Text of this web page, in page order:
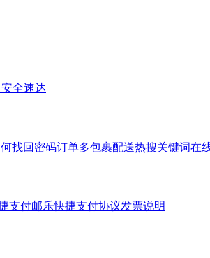
全速达
找回密码订单多包裹配送热搜关键词在
支付邮乐快捷支付协议发票说明